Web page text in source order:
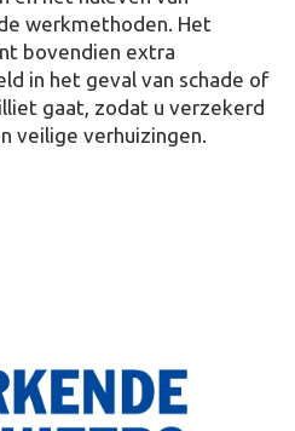
werkmethoden. Het
bovendien extra
in het geval van schade of
gaat, zodat u verzekerd
veilige verhuizingen.